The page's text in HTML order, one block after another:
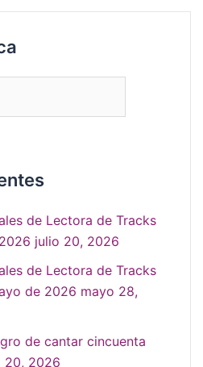
de Lectora de Tracks
julio 20, 2026
de Lectora de Tracks
de 2026 mayo 28,
de cantar cincuenta
20, 2026